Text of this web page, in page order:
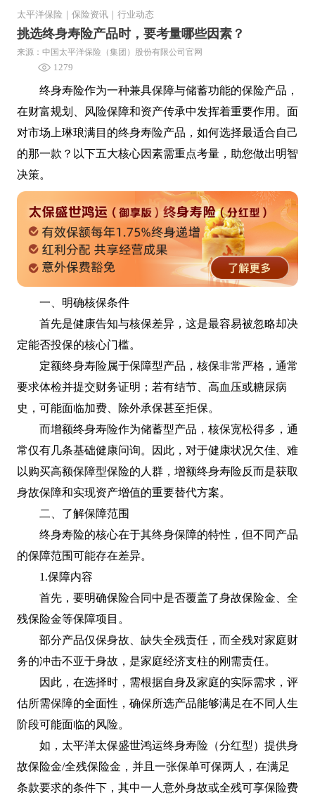
太平洋保险 保险资讯 行业动态
挑选终身寿险产品时，要考量哪些因素？
来源：中国太平洋保险（集团）股份有限公司官网
1279
终身寿险作为一种兼具保障与储蓄功能的保险产品，
在财富规划、风险保障和资产传承中发挥着重要作用。面
对市场上琳琅满目的终身寿险产品，如何选择最适合自己
的那一款？以下五大核心因素需重点考量，助您做出明智
决策。
一、明确核保条件
首先是健康告知与核保差异，这是最容易被忽略却决
定能否投保的核心门槛。
定额终身寿险属于保障型产品，核保非常严格，通常
要求体检并提交财务证明；若有结节、高血压或糖尿病
史，可能面临加费、除外承保甚至拒保。
而增额终身寿险作为储蓄型产品，核保宽松得多，通
常仅有几条基础健康问询。因此，对于健康状况欠佳、难
以购买高额保障型保险的人群，增额终身寿险反而是获取
身故保障和实现资产增值的重要替代方案。
二、了解保障范围
终身寿险的核心在于其终身保障的特性，但不同产品
的保障范围可能存在差异。
1.保障内容
首先，要明确保险合同中是否覆盖了身故保险金、全
残保险金等保障项目。
部分产品仅保身故、缺失全残责任，而全残对家庭财
务的冲击不亚于身故，是家庭经济支柱的刚需责任。
因此，在选择时，需根据自身及家庭的实际需求，评
估所需保障的全面性，确保所选产品能够满足在不同人生
阶段可能面临的风险。
如，太平洋太保盛世鸿运终身寿险（分红型）提供身
故保险金/全残保险金，并且一张保单可保两人，在满足
条款要求的条件下，其中一人意外身故或全残可享保险费